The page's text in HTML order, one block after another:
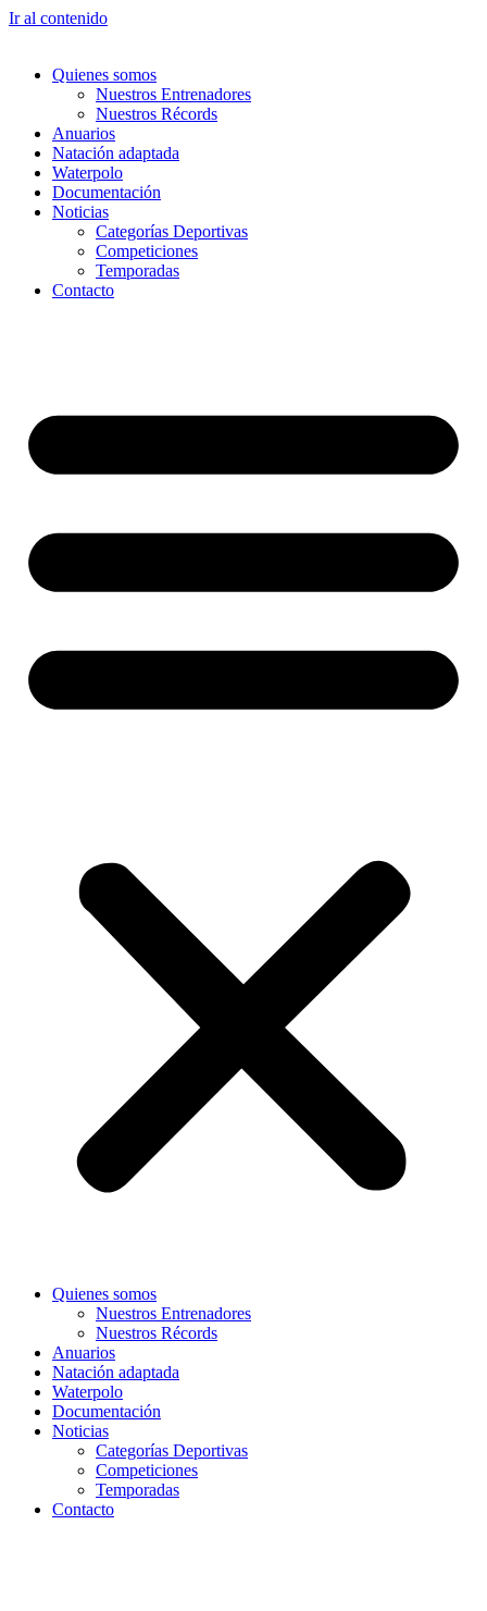
Ir al contenido
Quienes somos
Nuestros Entrenadores
Nuestros Récords
Anuarios
Natación adaptada
Waterpolo
Documentación
Noticias
Categorías Deportivas
Competiciones
Temporadas
Contacto
Quienes somos
Nuestros Entrenadores
Nuestros Récords
Anuarios
Natación adaptada
Waterpolo
Documentación
Noticias
Categorías Deportivas
Competiciones
Temporadas
Contacto